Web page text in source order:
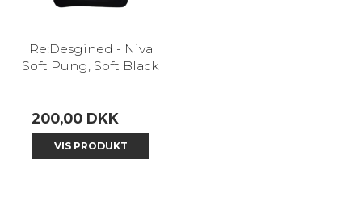
Re:Desgined - Niva
Soft Pung, Soft Black
200,00 DKK
VIS PRODUKT